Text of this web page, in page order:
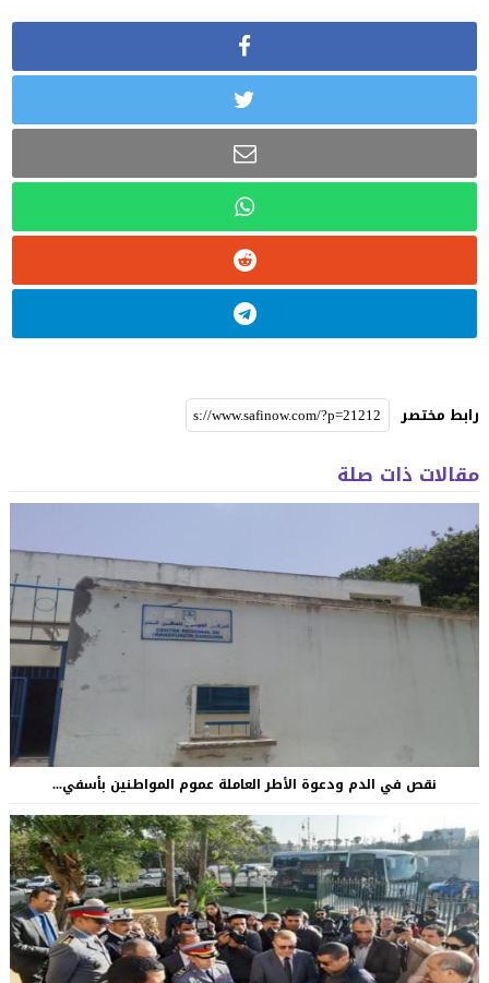
رابط مختصر
مقالات ذات صلة
نقص في الدم ودعوة الأطر العاملة عموم المواطنين بأسفي...